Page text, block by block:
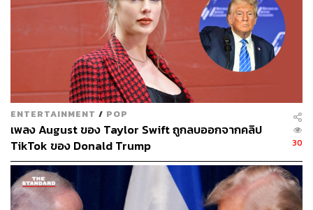
“ตลอด 47 ปีที่ผ่านมา ชาวอิหร่านคอย ‘ต้ม’ เรามาตลอด
ปล่อยให้เรารอคอย สังหารคนของเราด้วยระเบิดริมทาง
ทำลายการประท้วง และล่าสุดคือการกวาดล้างผู้ประท้วงที่ไร้
อาวุธและบริสุทธิ์ถึง 42,000 คน พร้อมกับหัวเราะเยาะใส่
ประเทศของเราที่ตอนนี้ ‘กลับมายิ่งใหญ่อีกครั้ง’” ทรัมป์ระบุ
อิหร่านยื่นข้อเสนออะไรบ้าง
ทั้งนี้ สำนักข่าวทัสนิม (Tasnim) สื่อกึ่งทางการของอิหร่าน
และ Axios รายงานว่า เตหะรานยื่นเงื่อนไขกับสหรัฐฯ 4 ข้อ
ENTERTAINMENT / POP
เพลง August ของ Taylor Swift ถูกลบออกจากคลิป
TikTok ของ Donald Trump
30